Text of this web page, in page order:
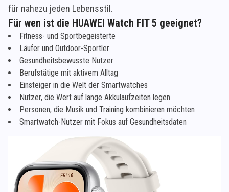
für nahezu jeden Lebensstil.
Für wen ist die HUAWEI Watch FIT 5 geeignet?
Fitness- und Sportbegeisterte
Läufer und Outdoor-Sportler
Gesundheitsbewusste Nutzer
Berufstätige mit aktivem Alltag
Einsteiger in die Welt der Smartwatches
Nutzer, die Wert auf lange Akkulaufzeiten legen
Personen, die Musik und Training kombinieren möchten
Smartwatch-Nutzer mit Fokus auf Gesundheitsdaten